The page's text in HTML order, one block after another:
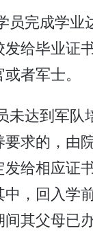
员完成学业
给毕业证
者军士。
未达到军队
求的，由
给相应证
，回入学
其父母已